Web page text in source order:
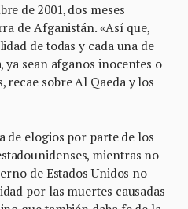
de 2001, dos meses
de Afganistán. «Así que,
de todas y cada una de
ya sean afganos inocentes o
recae sobre Al Qaeda y los
de elogios por parte de los
mientras no
de Estados Unidos no
por las muertes causadas